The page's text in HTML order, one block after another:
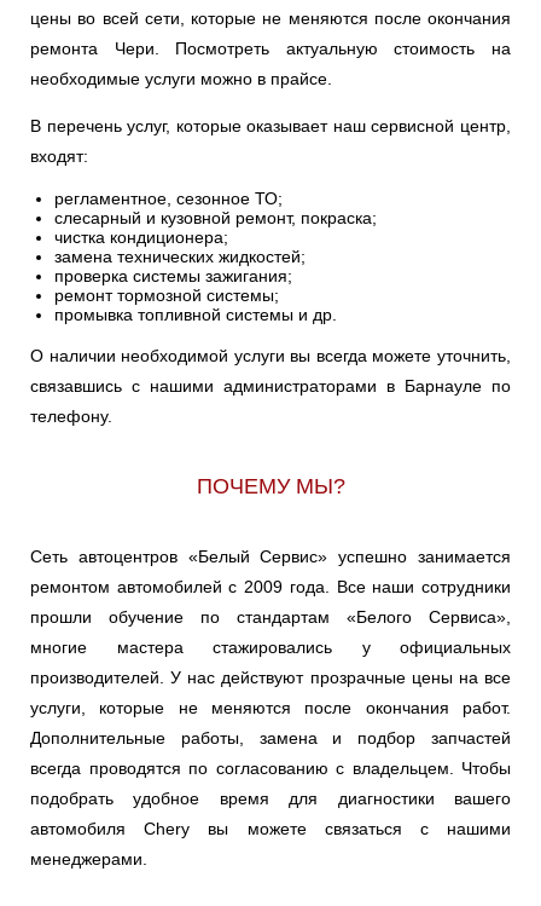
цены во всей сети, которые не меняются после окончания
ремонта Чери. Посмотреть актуальную стоимость на
необходимые услуги можно в прайсе.
В перечень услуг, которые оказывает наш сервисной центр,
входят:
регламентное, сезонное ТО;
слесарный и кузовной ремонт, покраска;
чистка кондиционера;
замена технических жидкостей;
проверка системы зажигания;
ремонт тормозной системы;
промывка топливной системы и др.
О наличии необходимой услуги вы всегда можете уточнить,
связавшись с нашими администраторами в Барнауле по
телефону.
ПОЧЕМУ МЫ?
Сеть автоцентров «Белый Сервис» успешно занимается
ремонтом автомобилей с 2009 года. Все наши сотрудники
прошли обучение по стандартам «Белого Сервиса»,
многие мастера стажировались у официальных
производителей. У нас действуют прозрачные цены на все
услуги, которые не меняются после окончания работ.
Дополнительные работы, замена и подбор запчастей
всегда проводятся по согласованию с владельцем. Чтобы
подобрать удобное время для диагностики вашего
автомобиля Chery вы можете связаться с нашими
менеджерами.